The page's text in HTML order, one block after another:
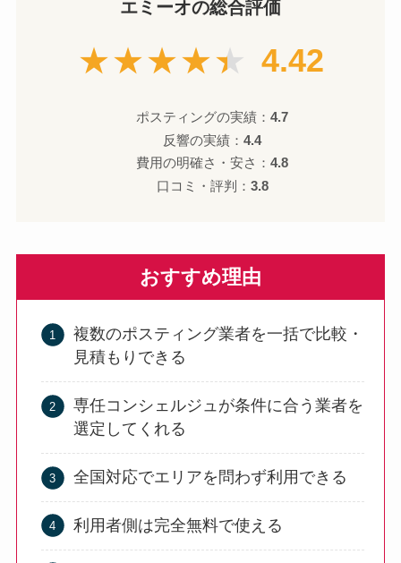
エミーオの総合評価
★★★★★ 4.42
ポスティングの実績：4.7
反響の実績：4.4
費用の明確さ・安さ：4.8
口コミ・評判： 3.8
おすすめ理由
複数のポスティング業者を一括で比較・
見積もりできる
専任コンシェルジュが条件に合う業者を
選定してくれる
全国対応でエリアを問わず利用できる
利用者側は完全無料で使える